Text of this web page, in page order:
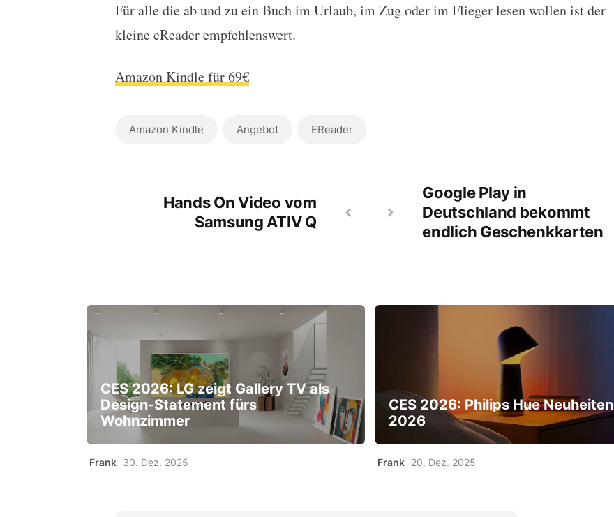
Für alle die ab und zu ein Buch im Urlaub, im Zug oder im Flieger lesen wollen ist der
kleine eReader empfehlenswert.
Amazon Kindle für 69€
Amazon Kindle Angebot EReader
Hands On Video vom
Samsung ATIV Q
Google Play in
Deutschland bekommt
endlich Geschenkkarten
CES 2026: LG zeigt Gallery TV als
Design-Statement fürs
Wohnzimmer
Frank 30. Dez. 2025
CES 2026: Philips Hue Neuheiten
2026
Frank 20. Dez. 2025